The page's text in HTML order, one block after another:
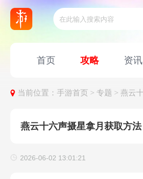
首页 攻略 资讯
当前位置：手游首页 >专题 >燕云
燕云十六声摄星拿月获取方法
2026-06-02 13:01:21